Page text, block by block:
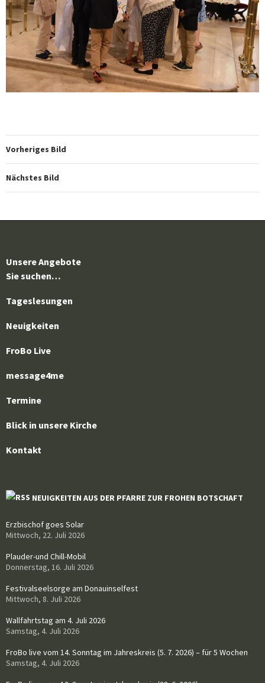
Vorheriges Bild
Nächstes Bild
Unsere Angebote
Sie suchen…
Tageslesungen
Neuigkeiten
FroBo Live
message4me
Termine
Blick in unsere Kirche
Kontakt
NEUIGKEITEN AUS DER PFARRE ZUR FROHEN BOTSCHAFT
Erzbischof goes Solar
Mittwoch, 22. Juli 2026
Plauder-und Chill-Mobil
Donnerstag, 16. Juli 2026
Festivalseelsorge am Donauinselfest
Mittwoch, 8. Juli 2026
Wallfahrtstag am 4. Juli 2026
Samstag, 4. Juli 2026
FroBo live vom 14. Sonntag im Jahreskreis (5. 7. 2026) – für 5 Wochen
Samstag, 4. Juli 2026